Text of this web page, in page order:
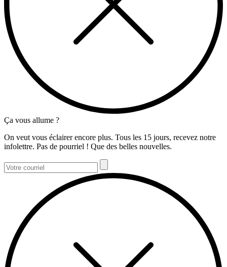
Ça vous allume ?
On veut vous éclairer encore plus. Tous les 15 jours, recevez notre
infolettre. Pas de pourriel ! Que des belles nouvelles.